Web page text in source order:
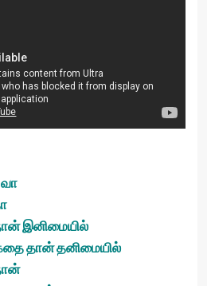
இனிமையில்
தான் தனிமையில்